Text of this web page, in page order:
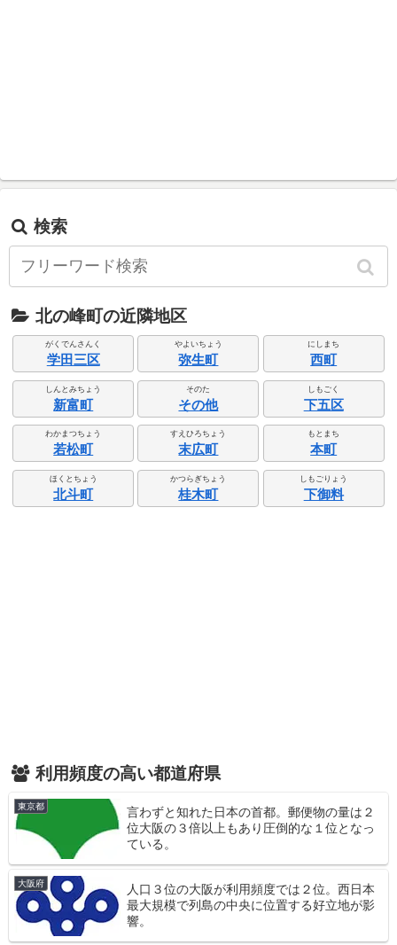
検索
北の峰町の近隣地区
がくでんさんく
学田三区
やよいちょう
弥生町
にしまち
西町
しんとみちょう
新富町
そのた
その他
しもごく
下五区
わかまつちょう
若松町
すえひろちょう
末広町
もとまち
本町
ほくとちょう
北斗町
かつらぎちょう
桂木町
しもごりょう
下御料
利用頻度の高い都道府県
東京都
言わずと知れた日本の首都。郵便物の量は２
位大阪の３倍以上もあり圧倒的な１位となっ
ている。
大阪府
人口３位の大阪が利用頻度では２位。西日本
最大規模で列島の中央に位置する好立地が影
響。